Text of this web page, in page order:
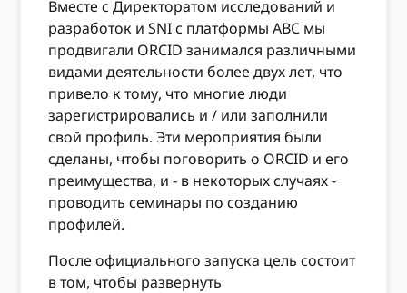
Вместе с Директоратом исследований и
разработок и SNI с платформы ABC мы
продвигали ORCID занимался различными
видами деятельности более двух лет, что
привело к тому, что многие люди
зарегистрировались и / или заполнили
свой профиль. Эти мероприятия были
сделаны, чтобы поговорить о ORCID и его
преимущества, и - в некоторых случаях -
проводить семинары по созданию
профилей.
После официального запуска цель состоит
в том, чтобы развернуть